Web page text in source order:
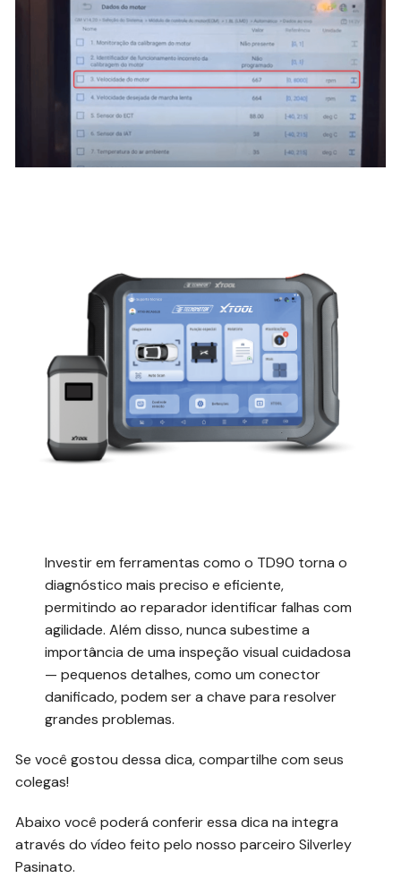
Investir em ferramentas como o TD90 torna o
diagnóstico mais preciso e eficiente,
permitindo ao reparador identificar falhas com
agilidade. Além disso, nunca subestime a
importância de uma inspeção visual cuidadosa
— pequenos detalhes, como um conector
danificado, podem ser a chave para resolver
grandes problemas.
Se você gostou dessa dica, compartilhe com seus
colegas!
Abaixo você poderá conferir essa dica na integra
através do vídeo feito pelo nosso parceiro Silverley
Pasinato.